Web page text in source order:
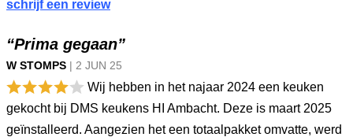
schrijf een review
“Prima gegaan”
W STOMPS | 2 JUN 25
Wij hebben in het najaar 2024 een keuken
gekocht bij DMS keukens HI Ambacht. Deze is maart 2025
geïnstalleerd. Aangezien het een totaalpakket omvatte, werd